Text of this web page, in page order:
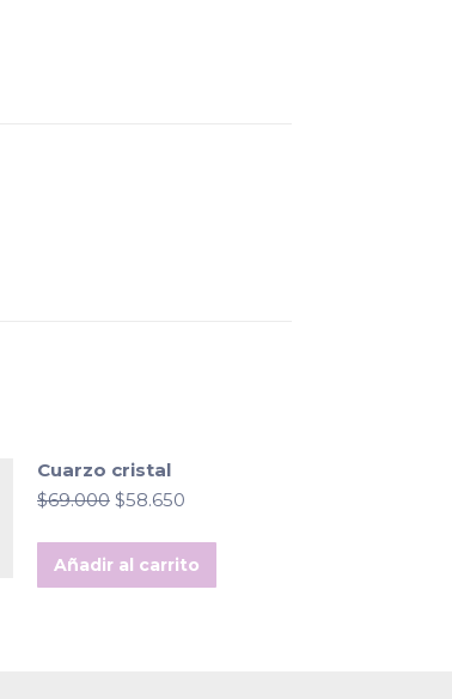
Cuarzo cristal
$69.000 El
original
era:
$69.000.
$58.650
actual
es:
$58.650.
Añadir al carrito